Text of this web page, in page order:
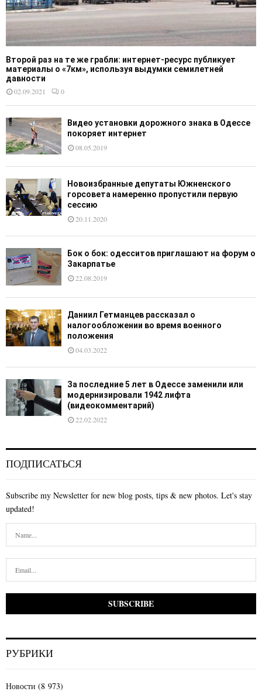
Второй раз на те же грабли: интернет-ресурс публикует
материалы о «7км», используя выдумки семилетней
давности
02.09.2021
0
Видео установки дорожного знака в Одессе
покоряет интернет
08.05.2019
Новоизбранные депутаты Южненского
горсовета намеренно пропустили первую
сессию
20.11.2020
Бок о бок: одесситов приглашают на форум о
Закарпатье
22.08.2019
Даниил Гетманцев рассказал о
налогообложении во время военного
положения
04.03.2022
За последние 5 лет в Одессе заменили или
модернизировали 1942 лифта
(видеокомментарий)
22.02.2022
ПОДПИСАТЬСЯ
Subscribe my Newsletter for new blog posts, tips & new photos. Let's stay
updated!
РУБРИКИ
Новости (8 973)